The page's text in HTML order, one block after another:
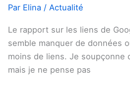
Par Elina /Actualité
Le rapport sur les liens de
semble manquer de données
moins de liens. Je soupçonne
mais je ne pense pas
signalent
données
manquantes ?